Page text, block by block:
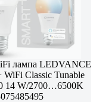
лампа LEDVANCE
WiFi Classic Tunable
14 W/2700…6500K